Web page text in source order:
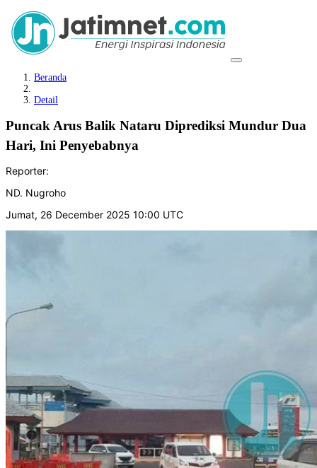
Beranda
Detail
Puncak Arus Balik Nataru Diprediksi Mundur Dua
Hari, Ini Penyebabnya
Reporter:
ND. Nugroho
Jumat, 26 December 2025 10:00 UTC